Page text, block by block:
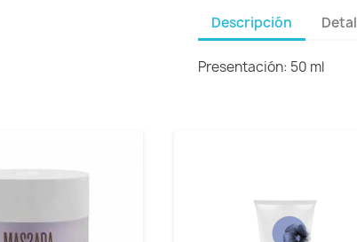
Descripción
Presentación: 50 ml